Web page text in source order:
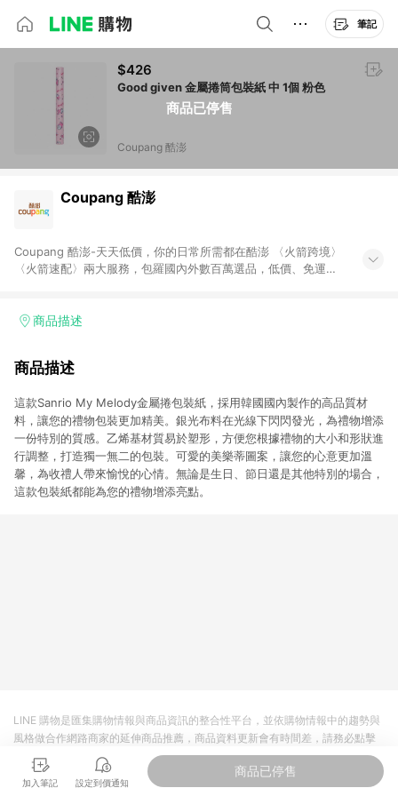
筆記
商品已停售
$426
Good given 金屬捲筒包裝紙 中 1個 粉色
Coupang 酷澎
Coupang 酷澎
Coupang 酷澎-天天低價，你的日常所需都在酷澎 〈火箭跨境〉
〈火箭速配〉兩大服務，包羅國內外數百萬選品，低價、免運，
加入WOW會員告別湊免運，火箭速配、火箭跨境優質選品不限金
商品描述
商品描述
這款Sanrio My Melody金屬捲包裝紙，採用韓國國內製作的高品質材
料，讓您的禮物包裝更加精美。銀光布料在光線下閃閃發光，為禮物增添
一份特別的質感。乙烯基材質易於塑形，方便您根據禮物的大小和形狀進
行調整，打造獨一無二的包裝。可愛的美樂蒂圖案，讓您的心意更加溫
馨，為收禮人帶來愉悅的心情。無論是生日、節日還是其他特別的場合，
這款包裝紙都能為您的禮物增添亮點。
加入筆記 設定到價通知
商品已停售
LINE 購物是匯集購物情報與商品資訊的整合性平台，並依購物情報中的趨勢與
風格做合作網路商家的延伸商品推薦，商品資料更新會有時間差，請務必點擊
商品至各合作網路商家，確認現售價與購物條件，一切資訊以合作廠商網頁為
準。